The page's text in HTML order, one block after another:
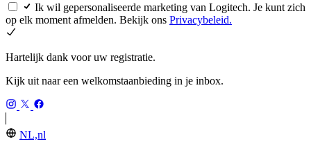
Ik wil gepersonaliseerde marketing van Logitech. Je kunt zich
op elk moment afmelden. Bekijk ons Privacybeleid.
Hartelijk dank voor uw registratie.
Kijk uit naar een welkomstaanbieding in je inbox.
NL,nl